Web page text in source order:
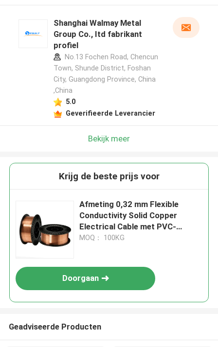
Shanghai Walmay Metal
Group Co., Itd fabrikant
profiel
No.13 Fochen Road, Chencun
Town, Shunde District, Foshan
City, Guangdong Province, China
,China
5.0
Geverifieerde Leverancier
Bekijk meer
Krijg de beste prijs voor
Afmeting 0,32 mm Flexible
Conductivity Solid Copper
Electrical Cable met PVC-
isolatie en sterke treksterkte
MOQ： 100KG
Doorgaan
Geadviseerde Producten